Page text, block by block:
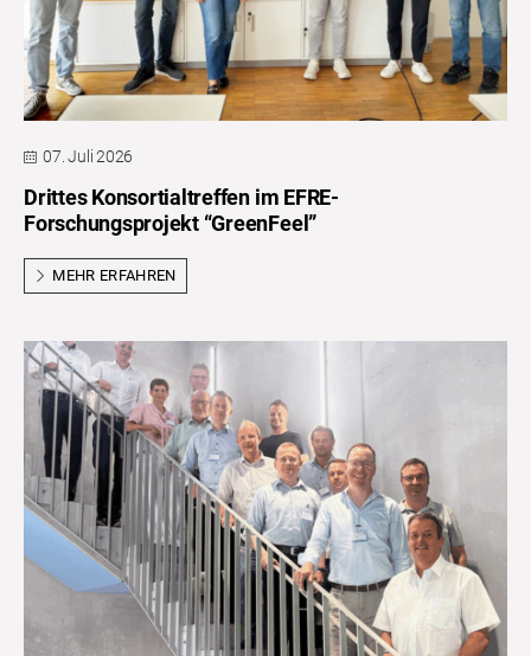
07. Juli 2026
Drittes Konsortialtreffen im EFRE-
Forschungsprojekt “GreenFeel”
MEHR ERFAHREN